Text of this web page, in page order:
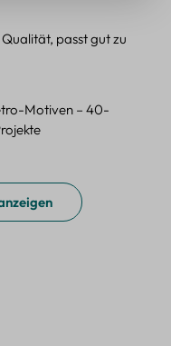
passt gut zu
Motiven – 40-